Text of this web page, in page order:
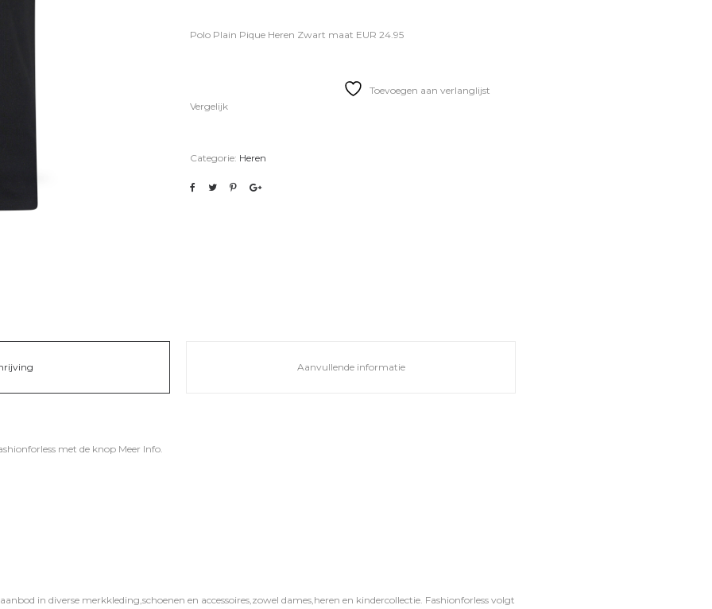
Polo Plain Pique Heren Zwart maat EUR 24.95
Toevoegen aan verlanglijst
Vergelijk
Categorie: Heren
Aanvullende informatie
met de knop Meer Info.
in diverse merkkleding,schoenen en accessoires,zowel dames,heren en kindercollectie. Fashionforless volgt